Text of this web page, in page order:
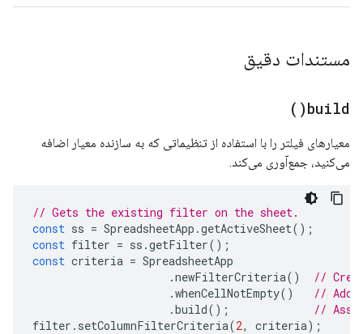
مستندات دقیق
build(
)
معیارهای فیلتر را با استفاده از تنظیماتی که به سازنده معیار اضافه
می‌کنید، جمع‌آوری می‌کند.
// Gets the existing filter on the sheet.
const ss = SpreadsheetApp .getActiveSheet();
const filter = ss .getFilter();
const criteria = SpreadsheetApp
.newFilterCriteria()
//
.whenCellNotEmpty()
//
.build();
//
filter . setColumnFilterCriteria(2, criteria);